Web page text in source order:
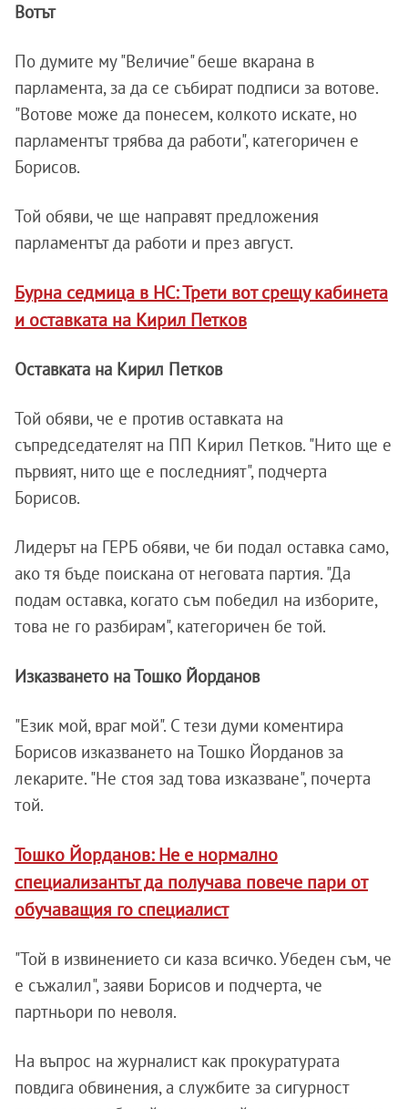
Вотът
По думите му "Величие" беше вкарана в
парламента, за да се събират подписи за вотове.
"Вотове може да понесем, колкото искате, но
парламентът трябва да работи", категоричен е
Борисов.
Той обяви, че ще направят предложения
парламентът да работи и през август.
Бурна седмица в НС: Трети вот срещу кабинета
и оставката на Кирил Петков
Оставката на Кирил Петков
Той обяви, че е против оставката на
съпредседателят на ПП Кирил Петков. "Нито ще е
първият, нито ще е последният", подчерта
Борисов.
Лидерът на ГЕРБ обяви, че би подал оставка само,
ако тя бъде поискана от неговата партия. "Да
подам оставка, когато съм победил на изборите,
това не го разбирам", категоричен бе той.
Изказването на Тошко Йорданов
"Език мой, враг мой". С тези думи коментира
Борисов изказването на Тошко Йорданов за
лекарите. "Не стоя зад това изказване", почерта
той.
Тошко Йорданов: Не е нормално
специализантът да получава повече пари от
обучаващия го специалист
"Той в извинението си каза всичко. Убеден съм, че
е съжалил", заяви Борисов и подчерта, че
партньори по неволя.
На въпрос на журналист как прокуратурата
повдига обвинения, а службите за сигурност